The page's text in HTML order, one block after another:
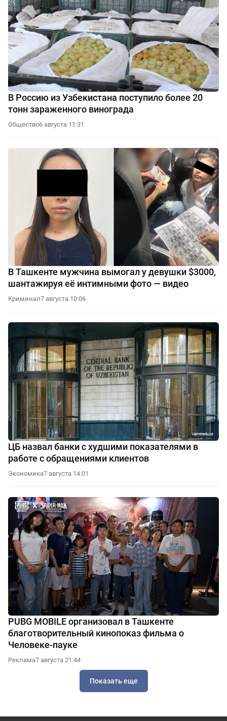
В Россию из Узбекистана поступило более 20
тонн зараженного винограда
Общество6 августа 11:31
В Ташкенте мужчина вымогал у девушки $3000,
шантажируя её интимными фото — видео
Криминал7 августа 10:06
ЦБ назвал банки с худшими показателями в
работе с обращениями клиентов
Экономика7 августа 14:01
PUBG MOBILE организовал в Ташкенте
благотворительный кинопоказ фильма о
Человеке-пауке
Реклама7 августа 21:44
Показать еще